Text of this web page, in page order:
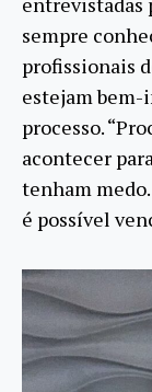
sempre
profissionais
estejam bem-
processo.
acontecer
tenham
é possível